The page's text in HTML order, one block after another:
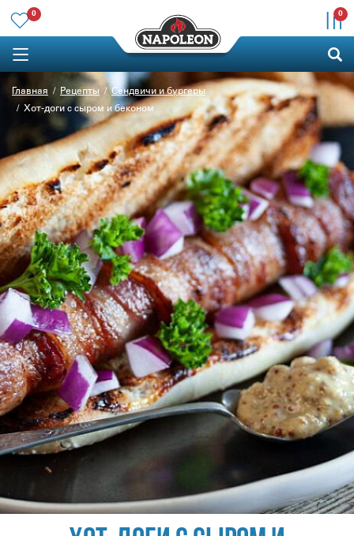
0 0
Главная Рецепты
Сендвичи и бургеры
Хот-доги с сыром и беконом